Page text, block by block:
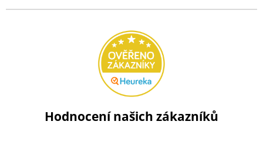
Hodnocení našich zákazníků